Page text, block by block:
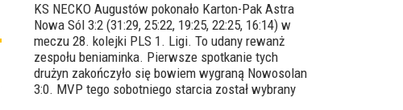
KS NECKO Augustów pokonało Karton-Pak Astra
Nowa Sól 3:2 (31:29, 25:22, 19:25, 22:25, 16:14) w
meczu 28. kolejki PLS 1. Ligi. To udany rewanż
zespołu beniaminka. Pierwsze spotkanie tych
drużyn zakończyło się bowiem wygraną Nowosolan
3:0. MVP tego sobotniego starcia został wybrany